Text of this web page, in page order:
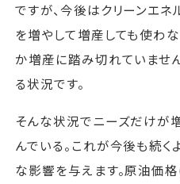
ですが、今後はクリーンエネ
を増やして増産しても使わ
か増産に踏み切れていませ
る状況です。
そんな状況でニーズだけが
んでいる。これが今後も続く
な影響を与えます。原油価